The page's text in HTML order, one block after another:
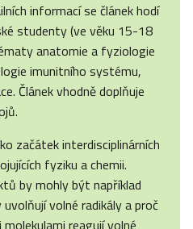
informací se článek hodí
studenty (ve věku 15-18
anatomie a fyziologie
imunitního systému,
Článek vhodně doplňuje
začátek interdisciplinárních
fyziku a chemii.
by mohly být například
volné radikály a proč
reagují volné